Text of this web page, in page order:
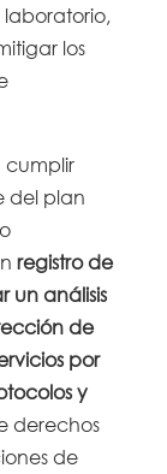
laboratorio,
los
cumplir
del plan
registro de
un análisis
de
por
y
derechos
de